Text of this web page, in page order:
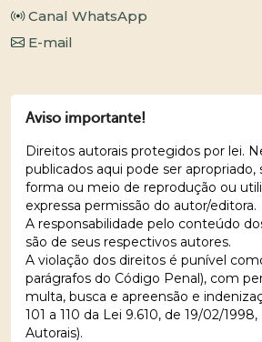
Canal WhatsApp
E-mail
Aviso importante!
Direitos autorais protegidos por lei.
publicados aqui pode ser apropriado,
forma ou meio de reprodução ou
expressa permissão do autor/editora.
A responsabilidade pelo conteúdo
são de seus respectivos autores.
A violação dos direitos é punível
parágrafos do Código Penal), com
multa, busca e apreensão e
101 a 110 da Lei 9.610, de 19/02/
Autorais).